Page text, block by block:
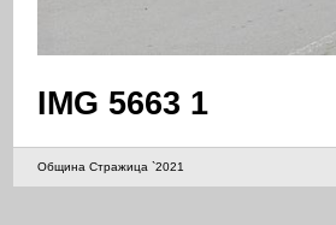
IMG 5663 1
Община Стражица `2021